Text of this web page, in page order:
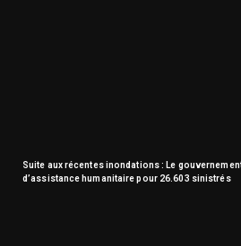
Suite aux récentes inondations : Le
d’assistance humanitaire pour 26.603 sinistrés